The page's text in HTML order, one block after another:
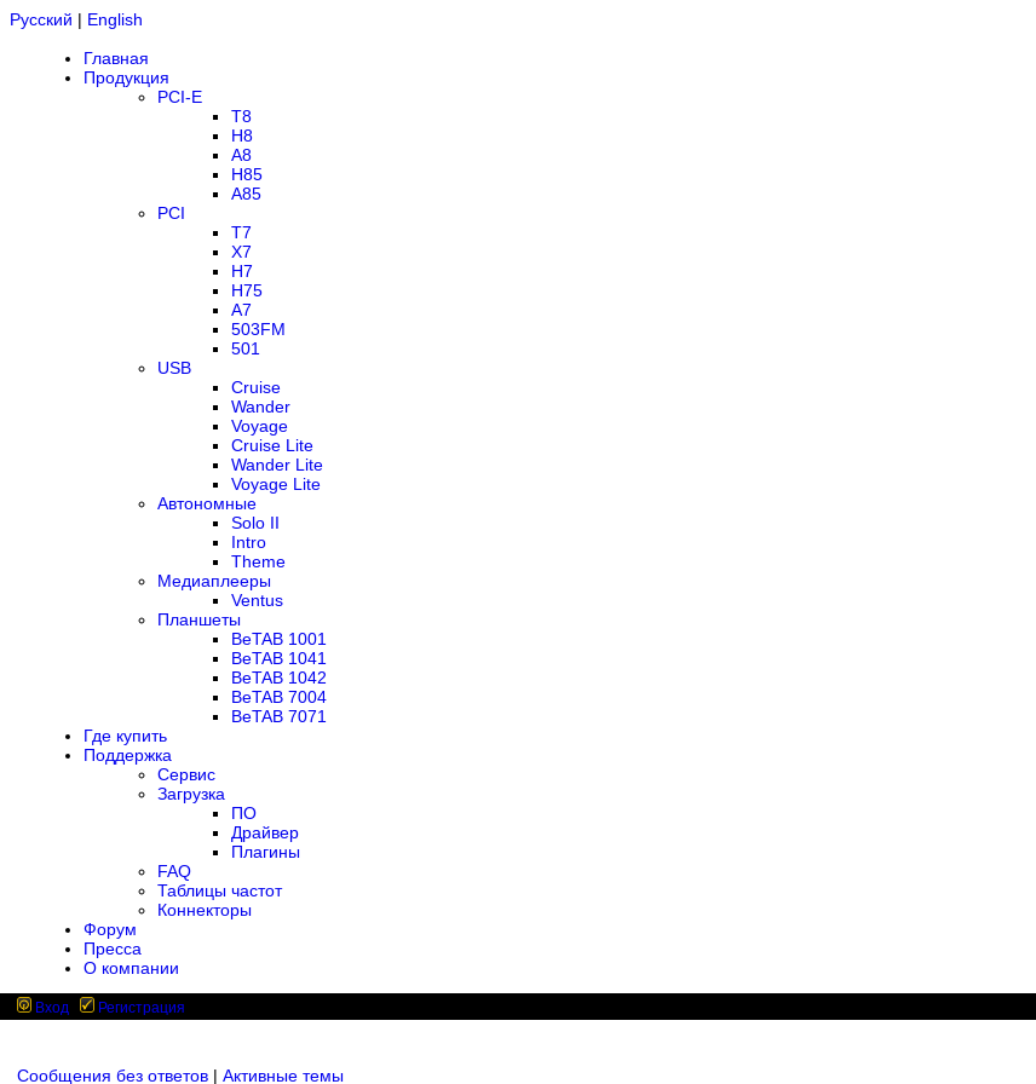
Русский | English
Главная
Продукция
PCI-E
T8
H8
A8
H85
A85
PCI
T7
X7
H7
H75
A7
503FM
501
USB
Cruise
Wander
Voyage
Cruise Lite
Wander Lite
Voyage Lite
Автономные
Solo II
Intro
Theme
Медиаплееры
Ventus
Планшеты
BeTAB 1001
BeTAB 1041
BeTAB 1042
BeTAB 7004
BeTAB 7071
Где купить
Поддержка
Сервис
Загрузка
ПО
Драйвер
Плагины
FAQ
Таблицы частот
Коннекторы
Форум
Пресса
О компании
Вход Регистрация
Сообщения без ответов | Активные темы